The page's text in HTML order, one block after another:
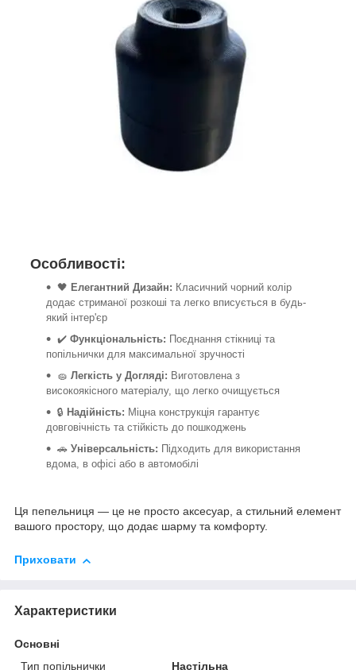
Особливості:
🖤 Елегантний Дизайн: Класичний чорний колір
додає стриманої розкоші та легко вписується в будь-
який інтер'єр
✔️ Функціональність: Поєднання стікниці та
попільнички для максимальної зручності
🧽 Легкість у Догляді: Виготовлена з
високоякісного матеріалу, що легко очищується
🔒 Надійність: Міцна конструкція гарантує
довговічність та стійкість до пошкоджень
🚗 Універсальність: Підходить для використання
вдома, в офісі або в автомобілі
Ця пепельниця — це не просто аксесуар, а стильний елемент
вашого простору, що додає шарму та комфорту.
Приховати
Характеристики
Основні
Тип попільнички
Настільна